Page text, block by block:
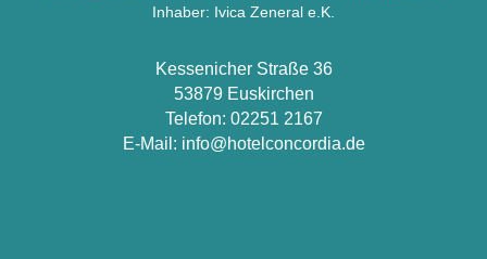
Inhaber: Ivica Zeneral e.K.
Kessenicher Straße 36
53879 Euskirchen
Telefon: 02251 2167
E-Mail: info@hotelconcordia.de